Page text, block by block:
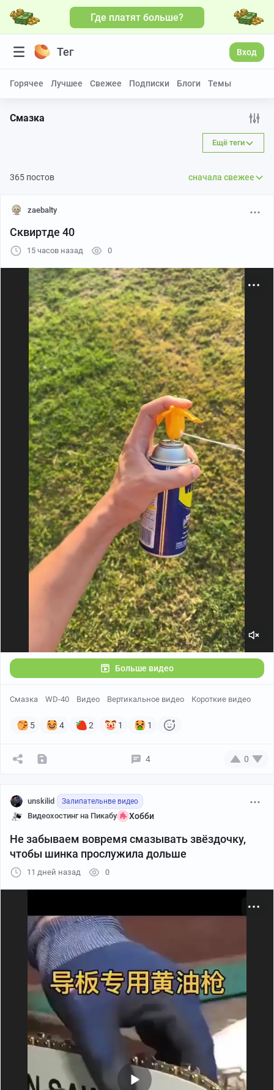
Где платят больше?
Тег Вход
Горячее Лучшее Свежее Подписки Блоги Темы
Смазка
Ещё теги
365 постов сначала свежее
zaebalty
Сквиртде 40
15 часов назад 0
Больше видео
Смазка WD-40 Видео Вертикальное видео Короткие видео
5 4 2 1 1
4 0
unskilid Залипательнве видео
Видеохостинг на Пикабу Хобби
Не забываем вовремя смазывать звёздочку,
чтобы шинка прослужила дольше
11 дней назад 0
Больше видео